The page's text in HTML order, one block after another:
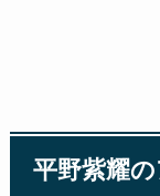
平野紫耀